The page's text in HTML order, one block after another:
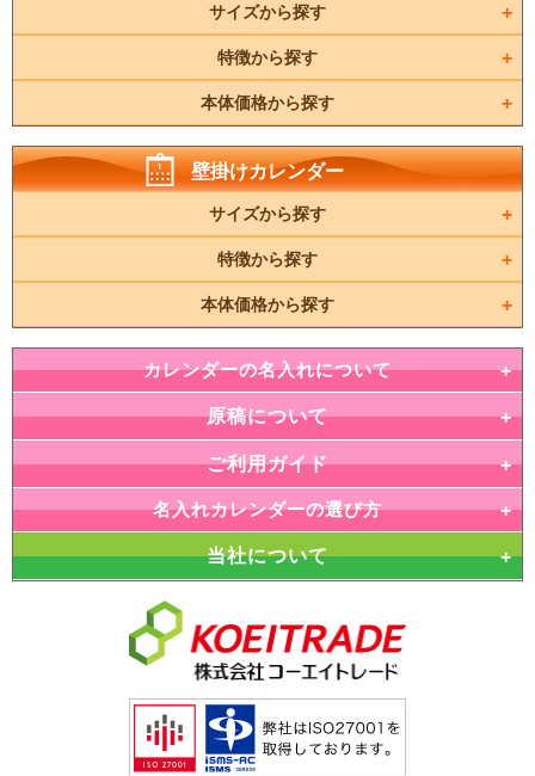
サイズから探す
特徴から探す
本体価格から探す
壁掛けカレンダー
サイズから探す
特徴から探す
本体価格から探す
カレンダーの名入れについて
原稿について
ご利用ガイド
名入れカレンダーの選び方
当社について